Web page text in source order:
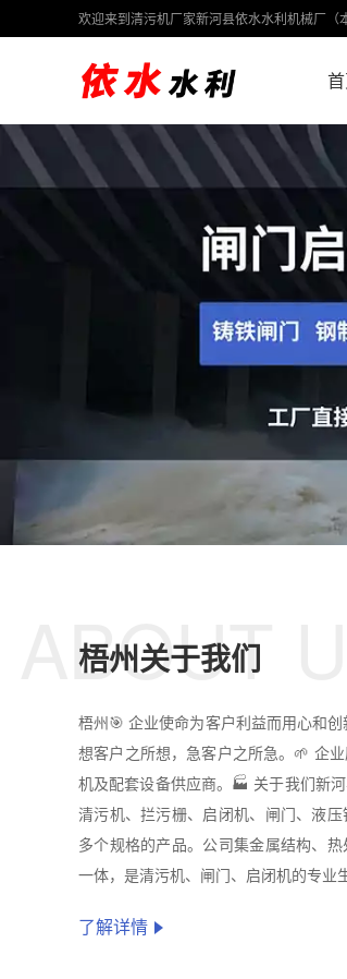
欢迎来到清污机厂家新河县依水水利机械厂（
梧州关于我们
ABOUT US
梧州🎯 企业使命为客户利益而用心和
想客户之所想，急客户之所急。🌱 企
机及配套设备供应商。🏭 关于我们新
清污机、拦污栅、启闭机、闸门、液
多个规格的产品。公司集金属结构、
一体，是清污机、闸门、启闭机的专业
了解详情